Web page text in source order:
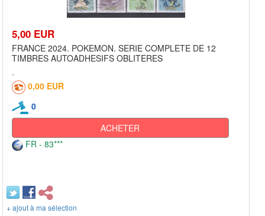
5,00 EUR
FRANCE 2024. POKEMON. SERIE COMPLETE DE 12
TIMBRES AUTOADHESIFS OBLITERES
0,00 EUR
0
ACHETER
FR - 83***
+ ajout à ma sélection